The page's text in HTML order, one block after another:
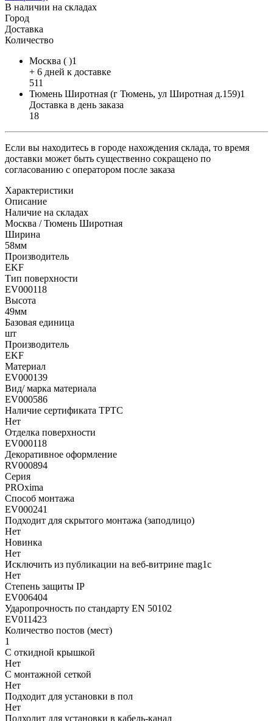
В наличии на складах
Город
Доставка
Количество
Москва ( )1
+ 6 дней к доставке
511
Тюмень Широтная (г Тюмень, ул Широтная д.159)1
Доставка в день заказа
18
Если вы находитесь в городе нахождения склада, то время
доставки может быть существенно сокращено по
согласованию с оператором после заказа
Характеристики
Описание
Наличие на складах
Москва / Тюмень Широтная
Ширина
58мм
Производитель
EKF
Тип поверхности
EV000118
Высота
49мм
Базовая единица
шт
Производитель
EKF
Материал
EV000139
Вид/ марка материала
EV000586
Наличие сертификата ТРТС
Нет
Отделка поверхности
EV000118
Декоративное оформление
RV000894
Серия
PROxima
Способ монтажа
EV000241
Подходит для скрытого монтажа (заподлицо)
Нет
Новинка
Нет
Исключить из публикации на веб-витрине mag1c
Нет
Степень защиты IP
EV006404
Ударопрочность по стандарту EN 50102
EV011423
Количество постов (мест)
1
С откидной крышкой
Нет
С монтажной сеткой
Нет
Подходит для установки в пол
Нет
Подходит для установки в кабель-канал